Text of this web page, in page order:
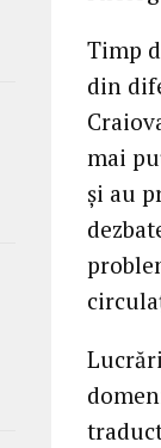
Timp
din
mai
şi au